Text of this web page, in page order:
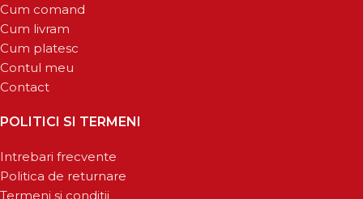
Cum comand
Cum livram
Cum platesc
Contul meu
Contact
POLITICI SI TERMENI
Intrebari frecvente
Politica de returnare
Termeni si conditii